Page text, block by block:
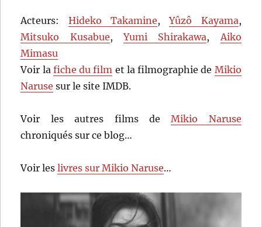
Acteurs: Hideko Takamine,Yûzô Kayama,
Mitsuko Kusabue,Yumi Shirakawa, Aiko
Mimasu
Voir la fiche du film et la filmographie de Mikio
Naruse sur le site IMDB.
Voir les autres films deMikio Naruse
chroniqués sur ce blog…
Voir leslivres sur Mikio Naruse…